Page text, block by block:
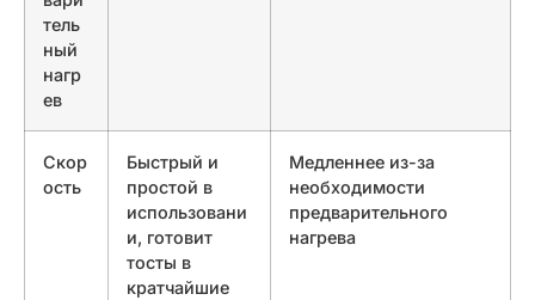
тель
ный
нагр
ев
Скор
ость
Быстрый и
простой в
использовани
и, готовит
тосты в
кратчайшие
Медленнее из-за
необходимости
предварительного
нагрева